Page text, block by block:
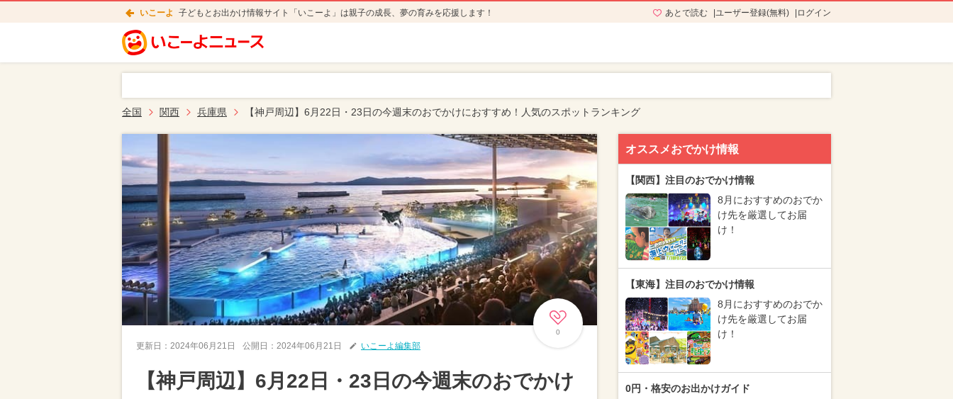
いこーよ 子どもとお出かけ情報サイト「いこーよ」は親子の成長、夢の育みを応援します！ あとで読む ユーザー登録(無料) ログイン
全国 関西 兵庫県 【神戸周辺】6月22日・23日の今週末のおでかけにおすすめ！人気のスポットランキング
0
更新日： 2024年06月21日 公開日： 2024年06月21日 いこーよ編集部
【神戸周辺】6月22日・23日の今週末のおでかけ
オススメおでかけ情報
【関西】注目のおでかけ情報
8月におすすめのおでか
け先を厳選してお届
け！
【東海】注目のおでかけ情報
8月におすすめのおでか
け先を厳選してお届
け！
0円・格安のお出かけガイド